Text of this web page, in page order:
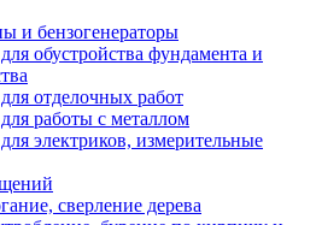
и бензогенераторы
обустройства фундамента и
отделочных работ
работы с металлом
электриков, измерительные
сверление дерева